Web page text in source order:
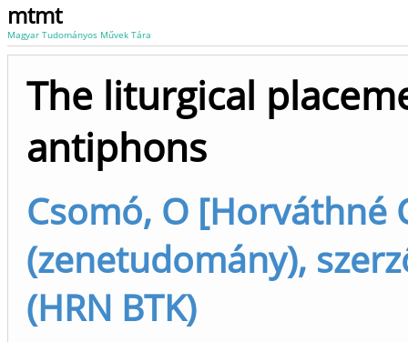
mtmt
Magyar Tudományos Művek Tára
The liturgical
antiphons
Csomó, O [Horváthné
(zenetudomány),
(HRN BTK)